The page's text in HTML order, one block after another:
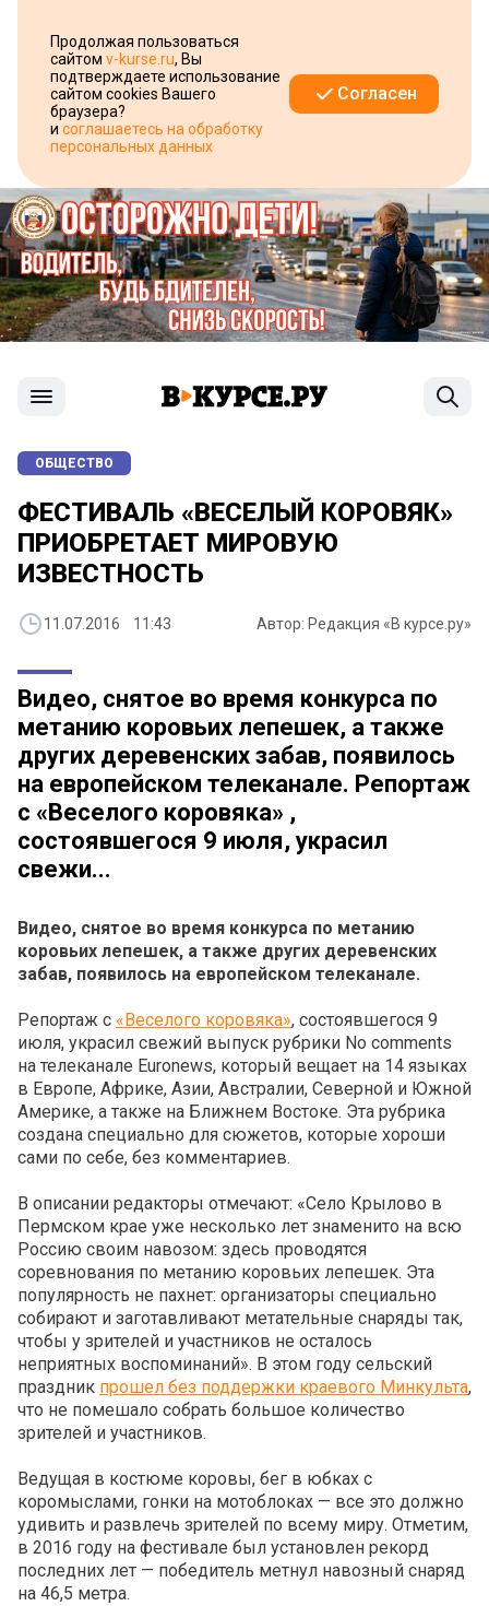
Продолжая пользоваться
сайтом v-kurse.ru, Вы
подтверждаете использование
сайтом cookies Вашего
браузера?
и соглашаетесь на обработку
персональных данных
Согласен
ОБЩЕСТВО
ФЕСТИВАЛЬ «ВЕСЕЛЫЙ КОРОВЯК»
ПРИОБРЕТАЕТ МИРОВУЮ
ИЗВЕСТНОСТЬ
11.07.2016 11:43 Автор: Редакция «В курсе.ру»
Видео, снятое во время конкурса по
метанию коровьих лепешек, а также
других деревенских забав, появилось
на европейском телеканале. Репортаж
с «Веселого коровяка» ,
состоявшегося 9 июля, украсил
свежи...
Видео, снятое во время конкурса по метанию
коровьих лепешек, а также других деревенских
забав, появилось на европейском телеканале.
Репортаж с «Веселого коровяка», состоявшегося 9
июля, украсил свежий выпуск рубрики No comments
на телеканале Euronews, который вещает на 14 языках
в Европе, Африке, Азии, Австралии, Северной и Южной
Америке, а также на Ближнем Востоке. Эта рубрика
создана специально для сюжетов, которые хороши
сами по себе, без комментариев.
В описании редакторы отмечают: «Село Крылово в
Пермском крае уже несколько лет знаменито на всю
Россию своим навозом: здесь проводятся
соревнования по метанию коровьих лепешек. Эта
популярность не пахнет: организаторы специально
собирают и заготавливают метательные снаряды так,
чтобы у зрителей и участников не осталось
неприятных воспоминаний». В этом году сельский
праздник прошел без поддержки краевого Минкульта,
что не помешало собрать большое количество
зрителей и участников.
Ведущая в костюме коровы, бег в юбках с
коромыслами, гонки на мотоблоках — все это должно
удивить и развлечь зрителей по всему миру. Отметим,
в 2016 году на фестивале был установлен рекорд
последних лет — победитель метнул навозный снаряд
на 46,5 метра.